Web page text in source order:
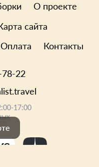
О проекте
сайта
Оплата Контакты
78-22
17:00